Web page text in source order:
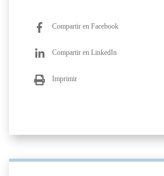
Compartir en Facebook
Compartir en LinkedIn
Imprimir